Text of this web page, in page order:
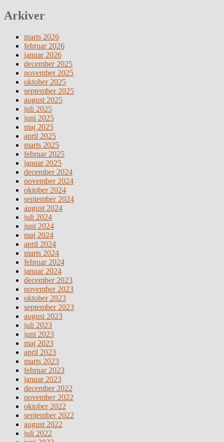
Arkiver
marts 2026
februar 2026
januar 2026
december 2025
november 2025
oktober 2025
september 2025
august 2025
juli 2025
juni 2025
maj 2025
april 2025
marts 2025
februar 2025
januar 2025
december 2024
november 2024
oktober 2024
september 2024
august 2024
juli 2024
juni 2024
maj 2024
april 2024
marts 2024
februar 2024
januar 2024
december 2023
november 2023
oktober 2023
september 2023
august 2023
juli 2023
juni 2023
maj 2023
april 2023
marts 2023
februar 2023
januar 2023
december 2022
november 2022
oktober 2022
september 2022
august 2022
juli 2022